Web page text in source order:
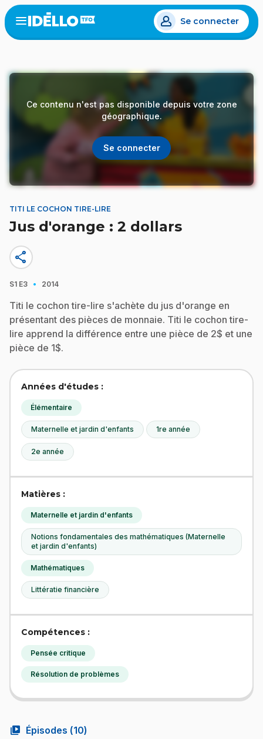
Aller
au
contenu
Open
menu
Se connecter
Ce contenu n'est pas disponible depuis votre zone
géographique.
Se connecter
TITI LE COCHON TIRE-LIRE
Jus d'orange : 2 dollars
share
S1 E3 · 2014
Titi le cochon tire-lire s'achète du jus d'orange en
présentant des pièces de monnaie. Titi le cochon tire-
lire apprend la différence entre une pièce de 2$ et une
pièce de 1$.
Années d'études :
Élémentaire
Maternelle et jardin d'enfants 1re année
2e année
Matières :
Maternelle et jardin d'enfants
Notions fondamentales des mathématiques (Maternelle
et jardin d'enfants)
Mathématiques
Littératie financière
Compétences :
Pensée critique
Résolution de problèmes
video_library Épisodes (10)